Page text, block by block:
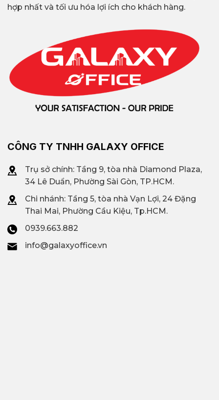
hợp nhất và tối ưu hóa lợi ích cho khách hàng.
CÔNG TY TNHH GALAXY OFFICE
Trụ sở chính: Tầng 9, tòa nhà Diamond Plaza,
34 Lê Duẩn, Phường Sài Gòn, TP.HCM.
Chi nhánh: Tầng 5, tòa nhà Vạn Lợi, 24 Đặng
Thai Mai, Phường Cầu Kiệu, Tp.HCM.
0939.663.882
info@galaxyoffice.vn